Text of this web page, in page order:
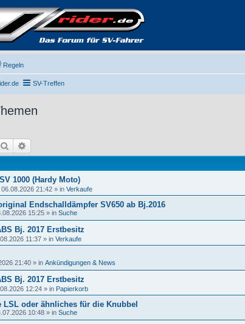
Regeln
SV-Treffen
Suche
1000 (Hardy Moto)
06.08.2026 21:42 » in Verkaufe
Endschalldämpfer SV650 ab Bj.2016
15:25 » in Suche
Bj. 2017 Erstbesitz
11:37 » in Verkaufe
21:40 » in Ankündigungen & News
Bj. 2017 Erstbesitz
12:24 » in Papierkorb
LSL oder ähnliches für die Knubbel
10:48 » in Suche